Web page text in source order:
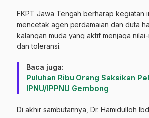
FKPT Jawa Tengah berharap kegiatan
mencetak agen perdamaian dan duta
kalangan muda yang aktif menjaga
dan toleransi.
Baca juga:
Puluhan Ribu Orang Saksikan
IPNU/IPPNU Gembong
Di akhir sambutannya, Dr. Hamidulloh